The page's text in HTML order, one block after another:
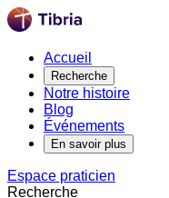
Accueil
Recherche
Notre histoire
Blog
Événements
En savoir plus
Espace praticien
Recherche